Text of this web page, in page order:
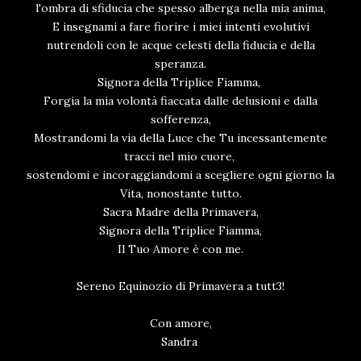
l'ombra di sfiducia che spesso alberga nella mia anima,
E insegnami a fare fiorire i miei intenti evolutivi
nutrendoli con le acque celesti della fiducia e della
speranza.
Signora della Triplice Fiamma,
Forgia la mia volontà fiaccata dalle delusioni e dalla
sofferenza,
Mostrandomi la via della Luce che Tu incessantemente
tracci nel mio cuore,
sostendomi e incoraggiandomi a scegliere ogni giorno la
Vita, nonostante tutto.
Sacra Madre della Primavera,
Signora della Triplice Fiamma,
Il Tuo Amore è con me.
Sereno Equinozio di Primavera a tutt3!
Con amore,
Sandra